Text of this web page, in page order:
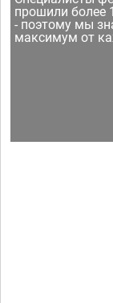
прошили более
- поэтому мы
максимум от